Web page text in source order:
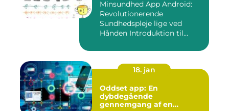
Minsundhed App Android:
Revolutionerende
Sundhedspleje lige ved
Hånden Introduktion til
18. jan
Oddset app: En
dybdegående
gennemgang af en